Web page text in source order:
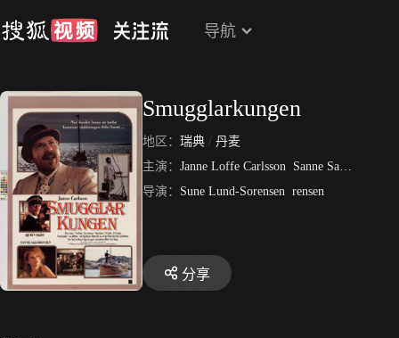
导航
Smugglarkungen
地区： 瑞典 / 丹麦
主演： Janne Loffe Carlsson Sanne Salomonsen
导演： Sune Lund-Sorensen rensen
分享